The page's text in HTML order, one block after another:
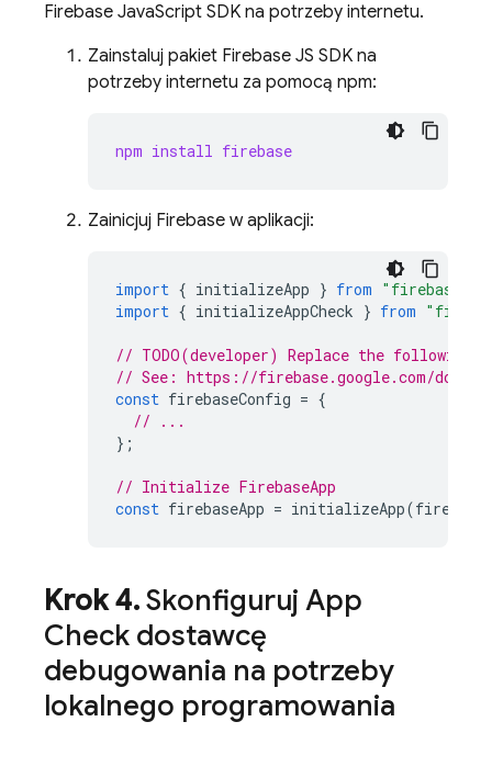
Firebase JavaScript SDK na potrzeby internetu.
Zainstaluj pakiet Firebase JS SDK na
potrzeby internetu za pomocą npm:
npm install firebase
Zainicjuj Firebase w aplikacji:
import { initializeApp } from "firebase/
import { initializeAppCheck } from
// TODO(developer) Replace the
// See: https://firebase.google.com/docs/
const firebaseConfig = {
// ...
};
// Initialize FirebaseApp
const firebaseApp = initializeApp(
Krok 4.Skonfiguruj App
Check dostawcę
debugowania na potrzeby
lokalnego programowania